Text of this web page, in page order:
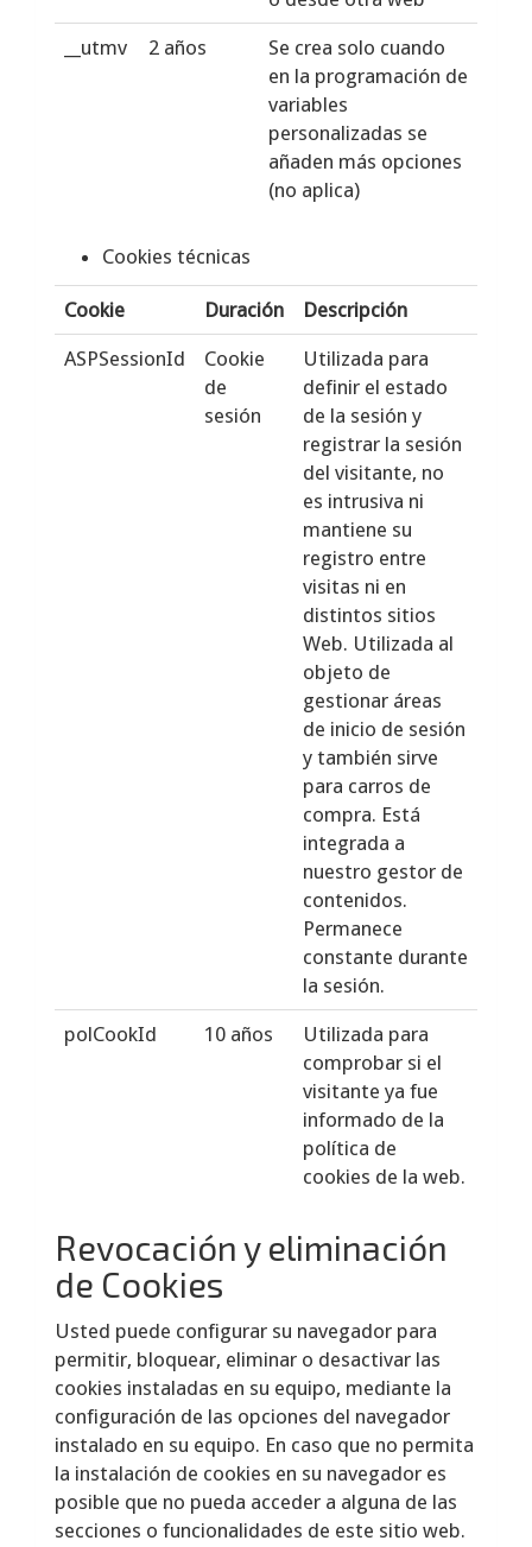
__utmv 2 años
Se crea solo cuando
en la programación de
variables
personalizadas se
añaden más opciones
(no aplica)
Cookies técnicas
Cookie Duración Descripción
ASPSessionId
Cookie
de
sesión
Utilizada para
definir el estado
de la sesión y
registrar la sesión
del visitante, no
es intrusiva ni
mantiene su
registro entre
visitas ni en
distintos sitios
Web. Utilizada al
objeto de
gestionar áreas
de inicio de sesión
y también sirve
para carros de
compra. Está
integrada a
nuestro gestor de
contenidos.
Permanece
constante durante
la sesión.
polCookId 10 años
Utilizada para
comprobar si el
visitante ya fue
informado de la
política de
cookies de la web.
Revocación y eliminación
de Cookies
Usted puede configurar su navegador para
permitir, bloquear, eliminar o desactivar las
cookies instaladas en su equipo, mediante la
configuración de las opciones del navegador
instalado en su equipo. En caso que no permita
la instalación de cookies en su navegador es
posible que no pueda acceder a alguna de las
secciones o funcionalidades de este sitio web.